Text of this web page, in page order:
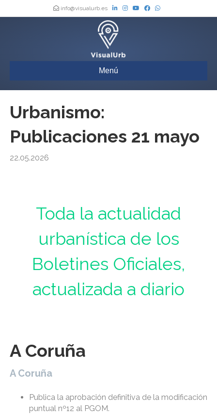
info@visualurb.es
Menú
Urbanismo:
Publicaciones 21 mayo
22.05.2026
Toda la actualidad
urbanística de los
Boletines Oficiales,
actualizada a diario
A Coruña
A Coruña
Publica la aprobación definitiva de la modificación
puntual nº12 al PGOM.